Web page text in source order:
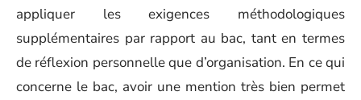
appliquer les exigences méthodologiques
supplémentaires par rapport au bac, tant en termes
de réflexion personnelle que d’organisation. En ce qui
concerne le bac, avoir une mention très bien permet